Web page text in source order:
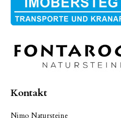
Kontakt
Nimo Natursteine